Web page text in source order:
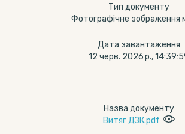
Тип документу
Фотографічне зображення
Дата завантаження
12 черв. 2026 р.,
Назва документу
Витяг ДЗК.pdf